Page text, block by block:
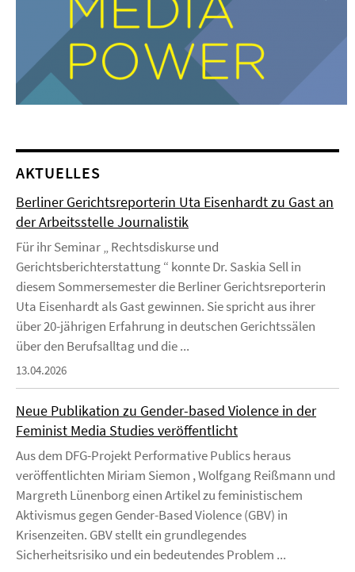
AKTUELLES
Berliner Gerichtsreporterin Uta Eisenhardt zu Gast an
der Arbeitsstelle Journalistik
Für ihr Seminar „ Rechtsdiskurse und
Gerichtsberichterstattung “ konnte Dr. Saskia Sell in
diesem Sommersemester die Berliner Gerichtsreporterin
Uta Eisenhardt als Gast gewinnen. Sie spricht aus ihrer
über 20-jährigen Erfahrung in deutschen Gerichtssälen
über den Berufsalltag und die ...
13.04.2026
Neue Publikation zu Gender-based Violence in der
Feminist Media Studies veröffentlicht
Aus dem DFG-Projekt Performative Publics heraus
veröffentlichten Miriam Siemon , Wolfgang Reißmann und
Margreth Lünenborg einen Artikel zu feministischem
Aktivismus gegen Gender-Based Violence (GBV) in
Krisenzeiten. GBV stellt ein grundlegendes
Sicherheitsrisiko und ein bedeutendes Problem ...